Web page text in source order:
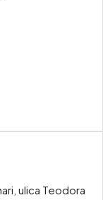
ulica Teodora